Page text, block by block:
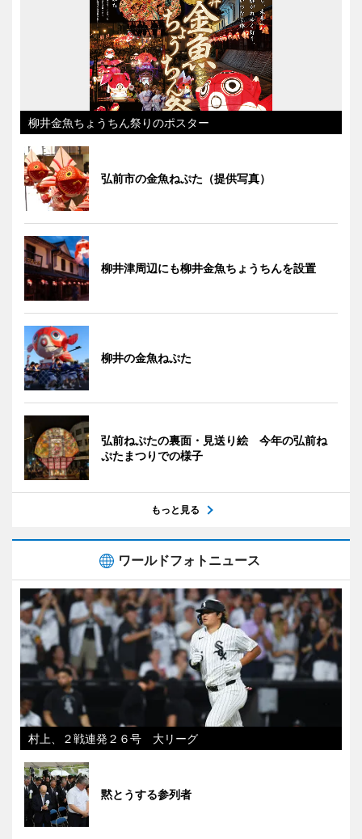
柳井金魚ちょうちん祭りのポスター
弘前市の金魚ねぷた（提供写真）
柳井津周辺にも柳井金魚ちょうちんを設置
柳井の金魚ねぷた
弘前ねぷたの裏面・見送り絵 今年の弘前ね
ぷたまつりでの様子
もっと見る
ワールドフォトニュース
村上、２戦連発２６号 大リーグ
黙とうする参列者